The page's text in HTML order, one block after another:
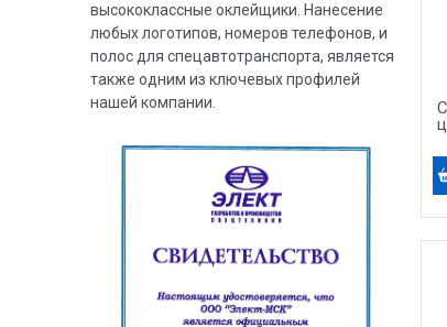
высококлассные оклейщики. Нанесение
любых логотипов, номеров телефонов, и
полос для спецавтотранспорта, является
также одним из ключевых профилей
нашей компании.